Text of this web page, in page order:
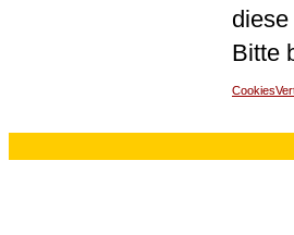
Bitte
Cookies